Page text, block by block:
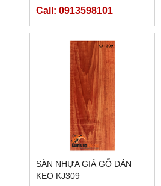
Call: 0913598101
SÀN NHỰA GIẢ GỖ DÁN
KEO KJ309